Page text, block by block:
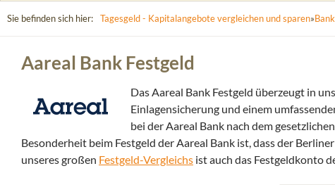
Sie befinden sich hier: Tagesgeld - Kapitalangebote vergleichen und sparen»
Aareal Bank Festgeld
Das Aareal Bank Festgeld überzeugt in
Einlagensicherung und einem
bei der Aareal Bank nach dem
Besonderheit beim Festgeld der Aareal Bank ist, dass der
unseres großen Festgeld-Vergleichs ist auch das Festgeldkonto